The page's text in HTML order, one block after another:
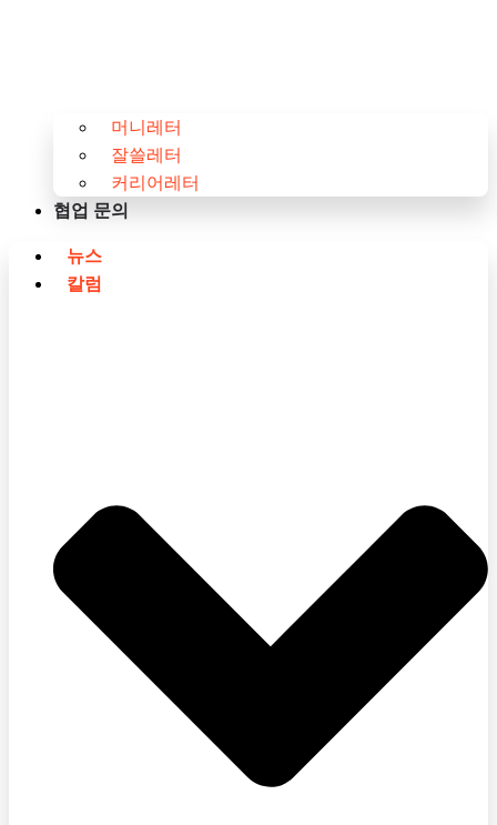
머니레터
잘쓸레터
커리어레터
협업 문의
뉴스
칼럼